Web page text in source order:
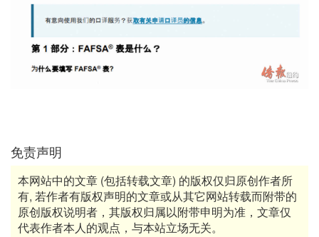
免责声明
本网站中的文章 (包括转载文章) 的版权仅归原创作者所
有, 若作者有版权声明的文章或从其它网站转载而附带的
原创版权说明者，其版权归属以附带申明为准，文章仅
代表作者本人的观点，与本站立场无关。